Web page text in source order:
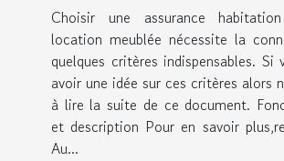
Choisir une assurance
location meublée nécessite la
quelques critères indispensables. Si
avoir une idée sur ces critères alors
à lire la suite de ce document.
et description Pour en savoir
Au...